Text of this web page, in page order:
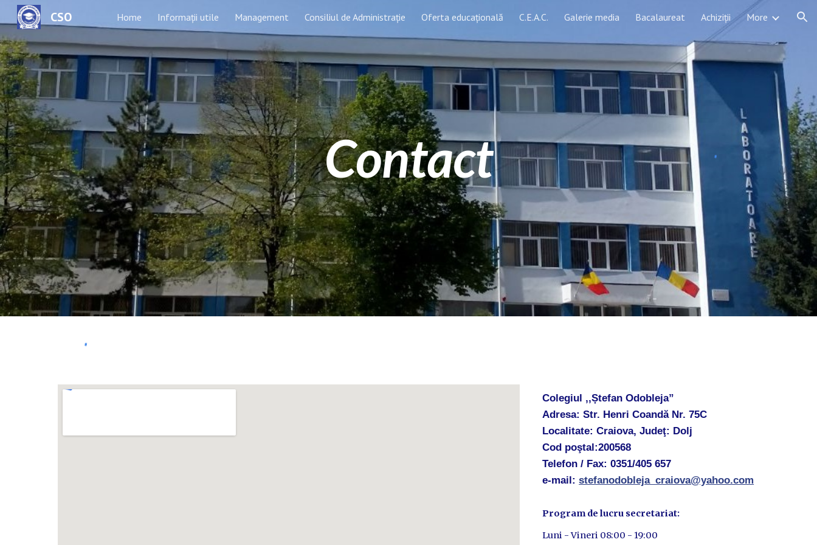
Skip to main content Skip to navigation
CSO Home Informații utile Management Consiliul de Administrație Oferta educațională C.E.A.C. Galerie media Bacalaureat Achiziții More
Contact
Colegiul ,,Ștefan Odobleja”
Adresa: Str. Henri Coandă Nr. 75C
Localitate: Craiova, Judeţ: Dolj
Cod poştal:200568
Telefon / Fax: 0351/405 657
e-mail:stefanodobleja_craiova@yahoo.com
Program de lucru secretariat:
Luni - Vineri 08:00 - 19:00